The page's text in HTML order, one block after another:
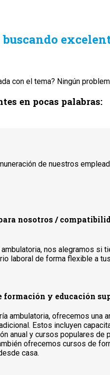
con el tema? Ningún
en pocas palabras:
de nuestros
nosotros /
nos alegramos si
laboral de forma flexible a
formación y educación
ambulatoria, ofrecemos una
Estos incluyen
anual y cursos populares de
ofrecemos cursos de
casa.